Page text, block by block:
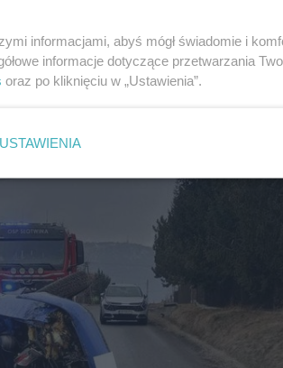
informacjami, abyś mógł świadomie i
informacje dotyczące przetwarzania
oraz po kliknięciu w „Ustawienia”.
USTAWIENIA